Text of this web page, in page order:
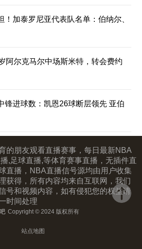
！加泰罗尼亚代表队名单：伯纳尔、
阿尔克马尔中场斯米特，转会费约
锋进球数：凯恩26球断层领先 亚伯
的朋友观看直播赛事，每日最新NBA
,足球直播,等体育赛事直播，无插件直
直播，NBA直播信号源均由用户收集
获得，所有内容均来自互联网，我们
号和视频内容，如有侵犯您的权益请
时间处理
Copyright © 2024 版权所有
站点地图